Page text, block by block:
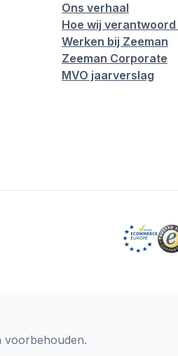
Ons verhaal
Hoe wij
Werken bij Zeeman
Zeeman Corporate
MVO jaarverslag
voorbehouden.